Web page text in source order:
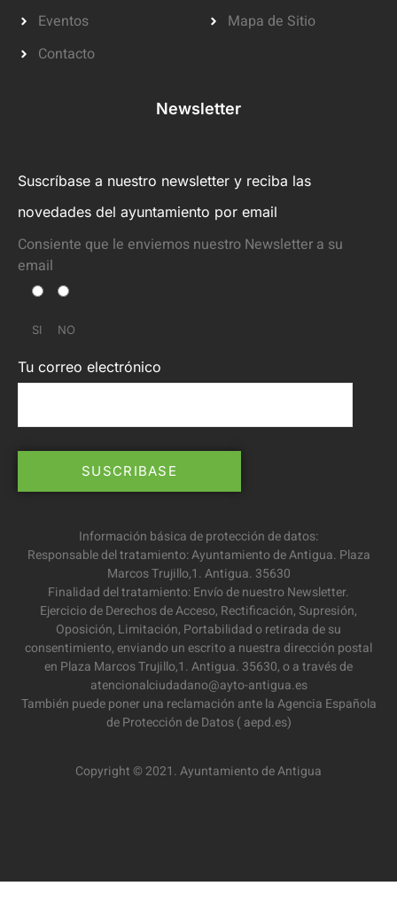
Eventos
Contacto
Mapa de Sitio
Newsletter
Suscríbase a nuestro newsletter y reciba las
novedades del ayuntamiento por email
Consiente que le enviemos nuestro Newsletter a su
email
SI NO
Tu correo electrónico
Información básica de protección de datos:
Responsable del tratamiento: Ayuntamiento de Antigua. Plaza
Marcos Trujillo,1. Antigua. 35630
Finalidad del tratamiento: Envío de nuestro Newsletter.
Ejercicio de Derechos de Acceso, Rectificación, Supresión,
Oposición, Limitación, Portabilidad o retirada de su
consentimiento, enviando un escrito a nuestra dirección postal
en Plaza Marcos Trujillo,1. Antigua. 35630, o a través de
atencionalciudadano@ayto-antigua.es
También puede poner una reclamación ante la Agencia Española
de Protección de Datos ( aepd.es)
Copyright © 2021. Ayuntamiento de Antigua